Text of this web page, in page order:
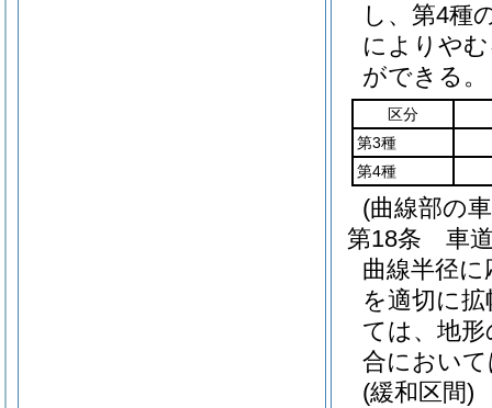
し、第4種
によりや
ができる。
区分
第3種
第4種
(曲線部の
第18条
車
曲線半径
を適切に
ては、地
合におい
(緩和区間)